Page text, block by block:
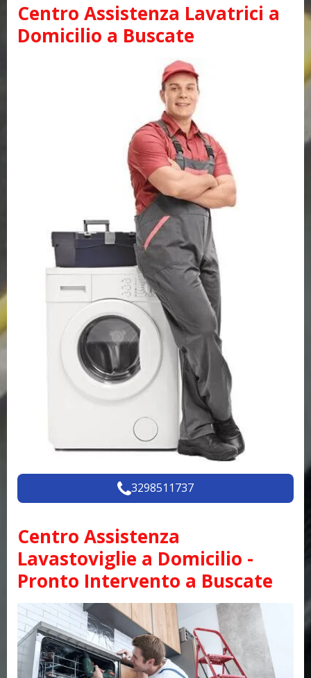
Centro Assistenza Lavatrici a
Domicilio a Buscate
3298511737
Centro Assistenza
Lavastoviglie a Domicilio -
Pronto Intervento a Buscate